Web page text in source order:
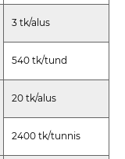
3 tk/alus
540 tk/tund
20 tk/alus
2400 tk/tunnis